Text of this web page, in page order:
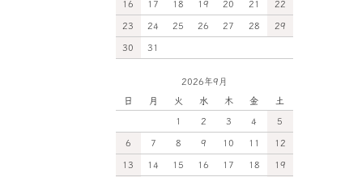
16 17 18 19 20 21 22
23 24 25 26 27 28 29
30 31
2026年9月
日 月 火 水 木 金 土
1 2 3 4 5
6 7 8 9 10 11 12
13 14 15 16 17 18 19